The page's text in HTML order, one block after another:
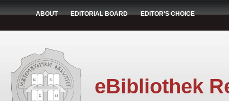
ABOUT EDITORIAL BOARD EDITOR'S CHOICE
eBibliothek